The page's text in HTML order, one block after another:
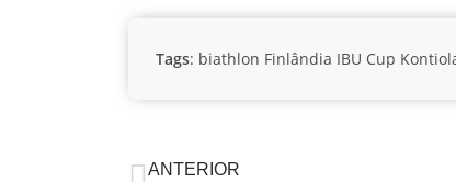
Tags: biathlon Finlândia IBU Cup
ANTERIOR